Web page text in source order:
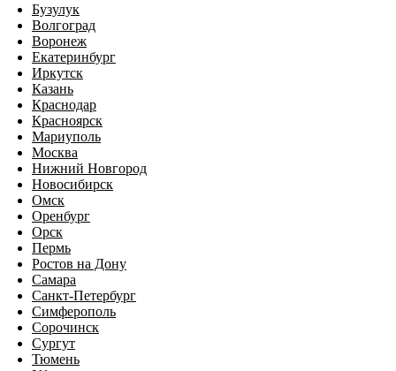
Бузулук
Волгоград
Воронеж
Екатеринбург
Иркутск
Казань
Краснодар
Красноярск
Мариуполь
Москва
Нижний Новгород
Новосибирск
Омск
Оренбург
Орск
Пермь
Ростов на Дону
Самара
Санкт-Петербург
Симферополь
Сорочинск
Сургут
Тюмень